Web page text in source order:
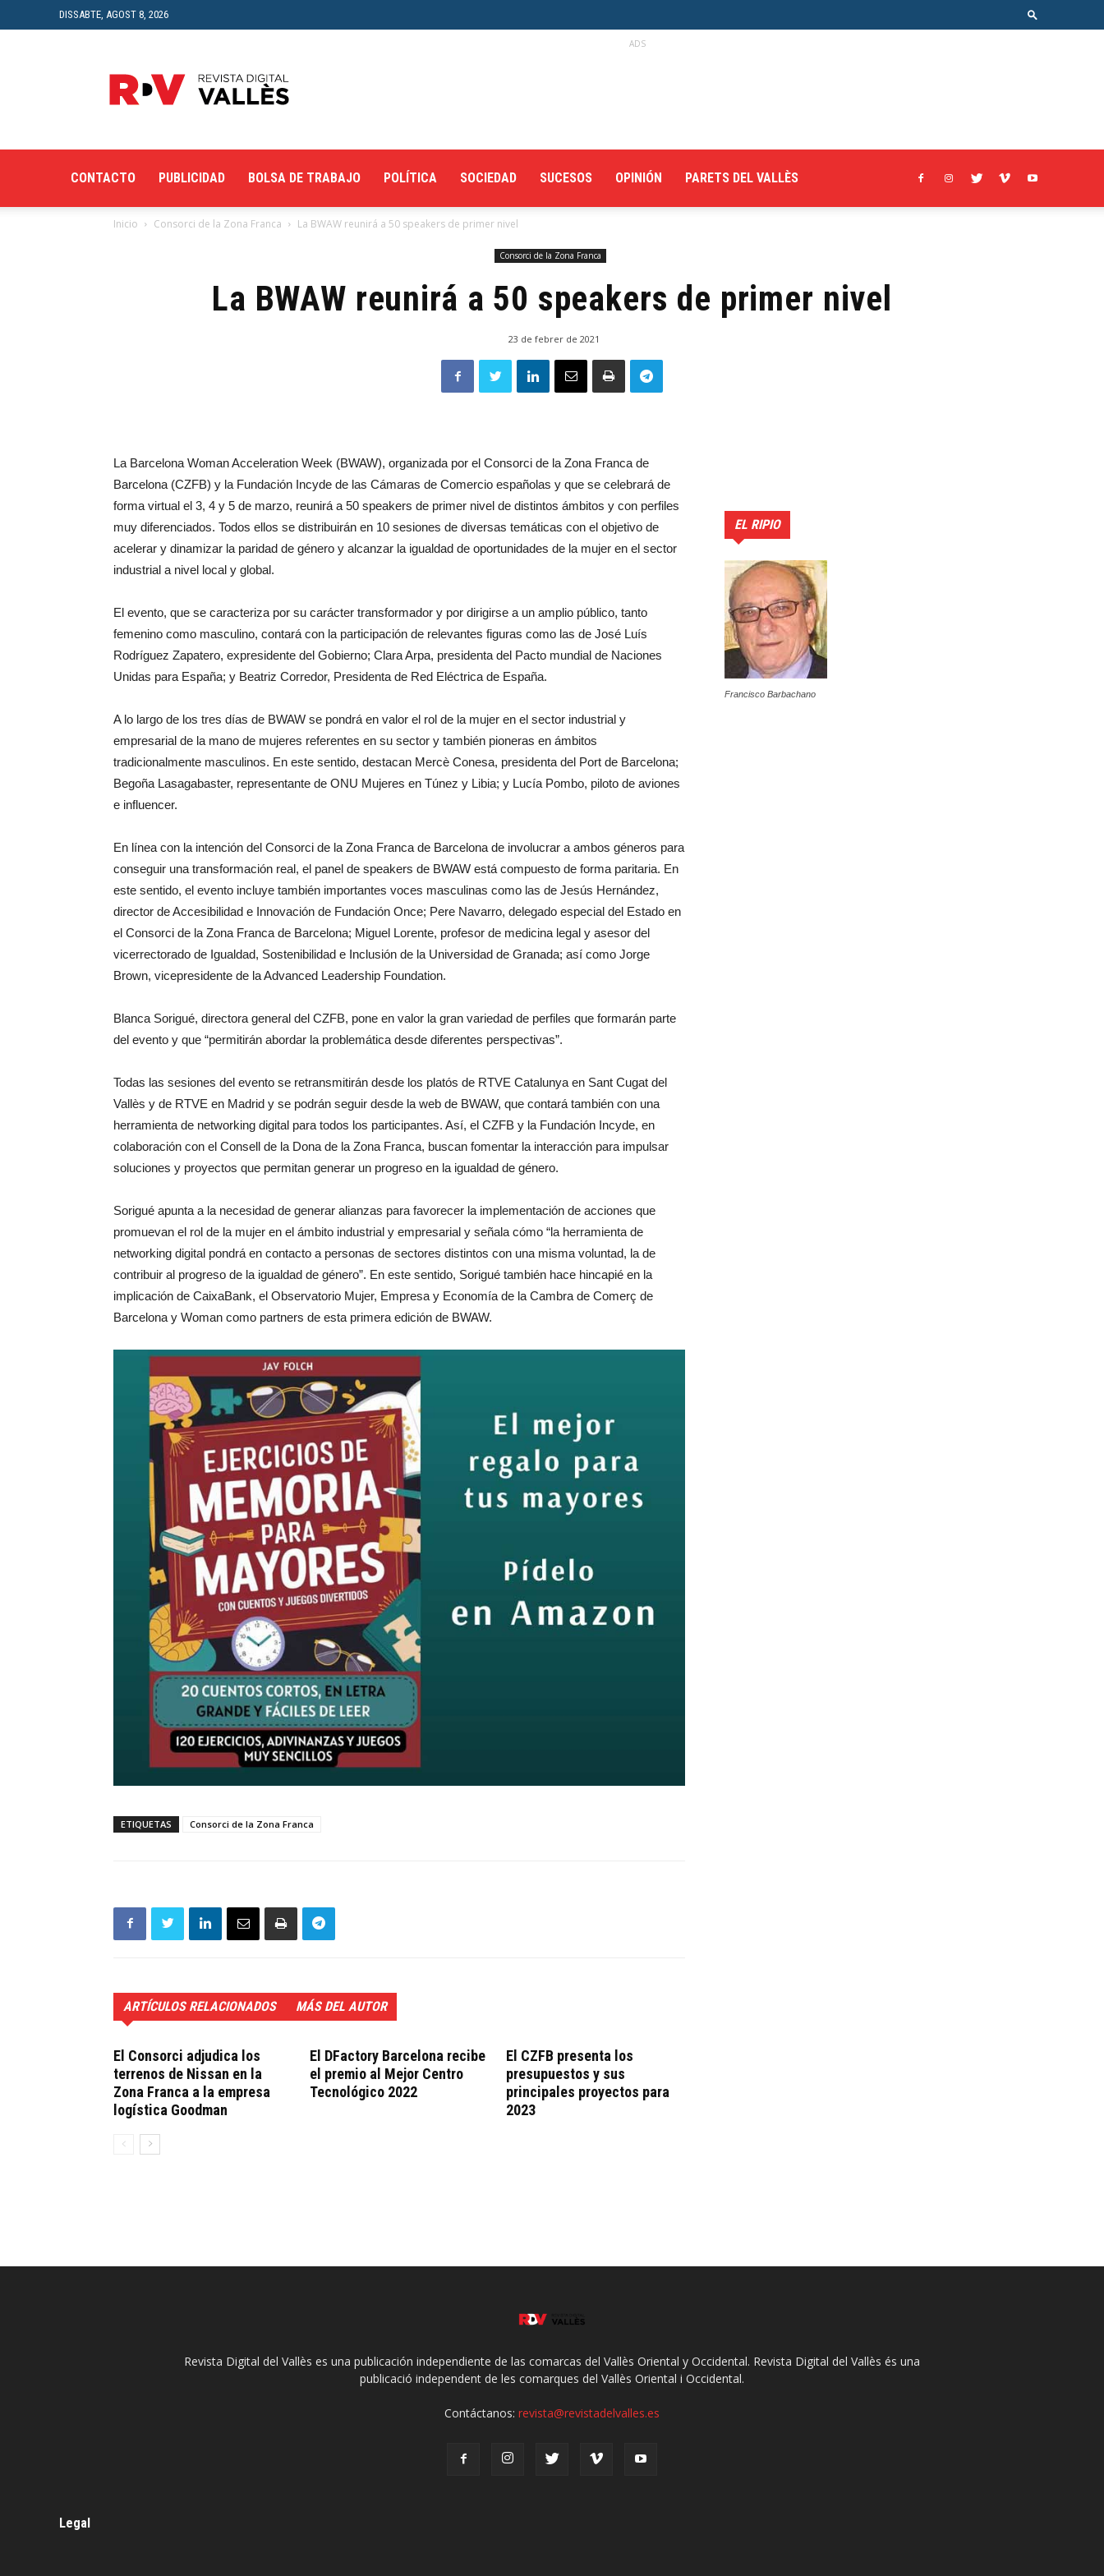
DISSABTE, AGOST 8, 2026
Digital
del
ADS
CONTACTO PUBLICIDAD BOLSA DE TRABAJO POLÍTICA SOCIEDAD SUCESOS OPINIÓN PARETS DEL VALLÈS
Inicio Consorci de la Zona Franca La BWAW reunirá a 50 speakers de primer nivel
Consorci de la Zona Franca
La BWAW reunirá a 50 speakers de primer nivel
23 de febrer de 2021
La Barcelona Woman Acceleration Week (BWAW), organizada por el Consorci de la Zona Franca de
Barcelona (CZFB) y la Fundación Incyde de las Cámaras de Comercio españolas y que se celebrará de
forma virtual el 3, 4 y 5 de marzo, reunirá a 50 speakers de primer nivel de distintos ámbitos y con perfiles
muy diferenciados. Todos ellos se distribuirán en 10 sesiones de diversas temáticas con el objetivo de
acelerar y dinamizar la paridad de género y alcanzar la igualdad de oportunidades de la mujer en el sector
industrial a nivel local y global.
El evento, que se caracteriza por su carácter transformador y por dirigirse a un amplio público, tanto
femenino como masculino, contará con la participación de relevantes figuras como las de José Luís
Rodríguez Zapatero, expresidente del Gobierno; Clara Arpa, presidenta del Pacto mundial de Naciones
Unidas para España; y Beatriz Corredor, Presidenta de Red Eléctrica de España.
A lo largo de los tres días de BWAW se pondrá en valor el rol de la mujer en el sector industrial y
empresarial de la mano de mujeres referentes en su sector y también pioneras en ámbitos
tradicionalmente masculinos. En este sentido, destacan Mercè Conesa, presidenta del Port de Barcelona;
Begoña Lasagabaster, representante de ONU Mujeres en Túnez y Libia; y Lucía Pombo, piloto de aviones
e influencer.
En línea con la intención del Consorci de la Zona Franca de Barcelona de involucrar a ambos géneros para
conseguir una transformación real, el panel de speakers de BWAW está compuesto de forma paritaria. En
este sentido, el evento incluye también importantes voces masculinas como las de Jesús Hernández,
director de Accesibilidad e Innovación de Fundación Once; Pere Navarro, delegado especial del Estado en
el Consorci de la Zona Franca de Barcelona; Miguel Lorente, profesor de medicina legal y asesor del
vicerrectorado de Igualdad, Sostenibilidad e Inclusión de la Universidad de Granada; así como Jorge
Brown, vicepresidente de la Advanced Leadership Foundation.
Blanca Sorigué, directora general del CZFB, pone en valor la gran variedad de perfiles que formarán parte
del evento y que “permitirán abordar la problemática desde diferentes perspectivas”.
Todas las sesiones del evento se retransmitirán desde los platós de RTVE Catalunya en Sant Cugat del
Vallès y de RTVE en Madrid y se podrán seguir desde la web de BWAW, que contará también con una
herramienta de networking digital para todos los participantes. Así, el CZFB y la Fundación Incyde, en
colaboración con el Consell de la Dona de la Zona Franca, buscan fomentar la interacción para impulsar
soluciones y proyectos que permitan generar un progreso en la igualdad de género.
Sorigué apunta a la necesidad de generar alianzas para favorecer la implementación de acciones que
promuevan el rol de la mujer en el ámbito industrial y empresarial y señala cómo “la herramienta de
networking digital pondrá en contacto a personas de sectores distintos con una misma voluntad, la de
contribuir al progreso de la igualdad de género”. En este sentido, Sorigué también hace hincapié en la
implicación de CaixaBank, el Observatorio Mujer, Empresa y Economía de la Cambra de Comerç de
Barcelona y Woman como partners de esta primera edición de BWAW.
ETIQUETAS Consorci de la Zona Franca
ARTÍCULOS RELACIONADOS MÁS DEL AUTOR
El Consorci adjudica los
terrenos de Nissan en la
Zona Franca a la empresa
logística Goodman
El DFactory Barcelona recibe
el premio al Mejor Centro
Tecnológico 2022
El CZFB presenta los
presupuestos y sus
principales proyectos para
2023
EL RIPIO
Francisco Barbachano
Revista Digital del Vallès es una publicación independiente de las comarcas del Vallès Oriental y Occidental. Revista Digital del Vallès és una
publicació independent de les comarques del Vallès Oriental i Occidental.
Contáctanos: revista@revistadelvalles.es
Legal